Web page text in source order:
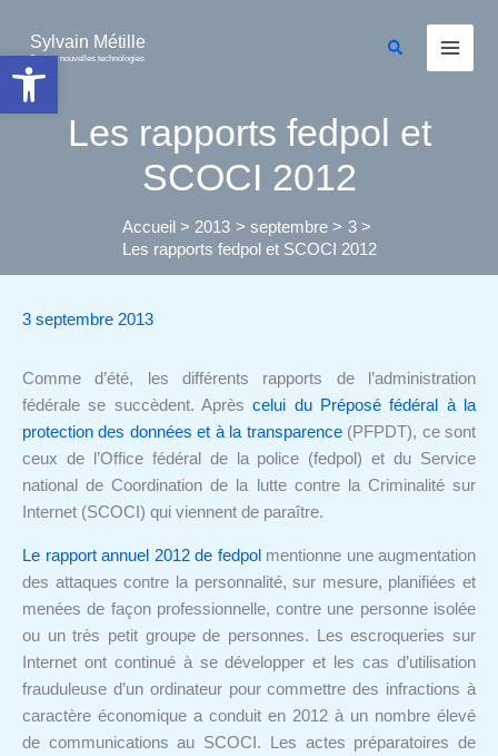
Ouvrir la barre d’outils
contenu
Sylvain Métille
Droit et nouvelles technologies
Rechercher
Les rapports fedpol et
SCOCI 2012
Accueil 2013 septembre
3
Les rapports fedpol et SCOCI 2012
3 septembre 2013
Comme d’été, les différents rapports de l’administration
fédérale se succèdent. Aprèscelui du Préposé fédéral à la
protection des données et à la transparence(PFPDT), ce sont
ceux de l’Office fédéral de la police (fedpol) et du Service
national de Coordination de la lutte contre la Criminalité sur
Internet (SCOCI) qui viennent de paraître.
Le rapport annuel 2012 de fedpol mentionne une augmentation
des attaques contre la personnalité, sur mesure, planifiées et
menées de façon professionnelle, contre une personne isolée
ou un très petit groupe de personnes. Les escroqueries sur
Internet ont continué à se développer et les cas d’utilisation
frauduleuse d’un ordinateur pour commettre des infractions à
caractère économique a conduit en 2012 à un nombre élevé
de communications au SCOCI. Les actes préparatoires de